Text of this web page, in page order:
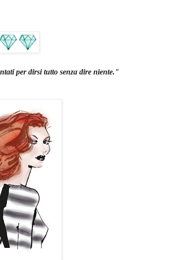
per dirsi tutto senza dire niente."